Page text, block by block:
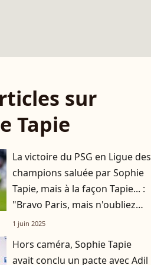
sur
Tapie
La victoire du PSG en Ligue des
champions saluée par Sophie
Tapie, mais à la façon Tapie... :
"Bravo Paris, mais n'oubliez
pas..."
1 juin 2025
Hors caméra, Sophie Tapie
avait conclu un pacte avec Adil